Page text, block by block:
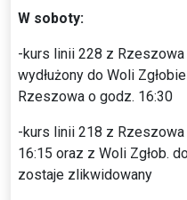
W soboty:
-kurs linii 228 z
wydłużony do Woli
Rzeszowa o godz. 16:30
-kurs linii 218 z
16:15 oraz z Woli Zgłob.
zostaje zlikwidowany